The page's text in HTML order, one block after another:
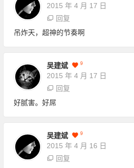
2015 年 4 月 17 日
回复
吊炸天，超神的节奏啊
吴建斌 9
2015 年 4 月 17 日
回复
好腻害。好屌
吴建斌 9
2015 年 4 月 16 日
回复